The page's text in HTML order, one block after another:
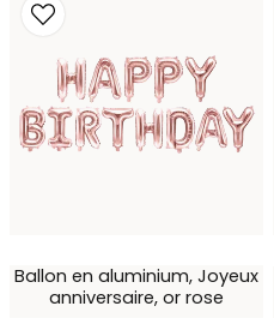
Ballon en aluminium, Joyeux
anniversaire, or rose